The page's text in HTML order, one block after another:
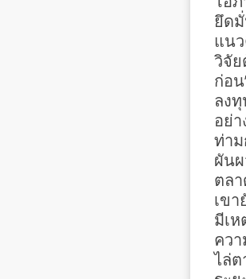
ยึด
แน
วิจั
ก่อน
ลง
อย่
ท่า
ผัน
ตล
เขา
มีเ
คว
ไล่